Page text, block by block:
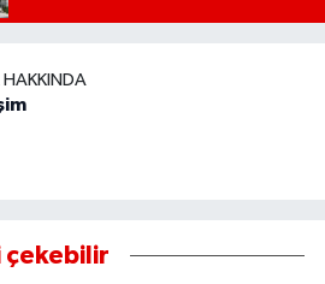
HAKKINDA
çekebilir